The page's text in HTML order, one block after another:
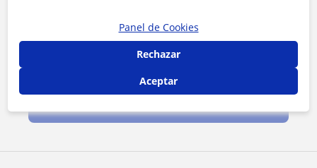
Al hacer clic, aceptas nuestroaviso legal
Panel de Cookies
Rechazar
Aceptar